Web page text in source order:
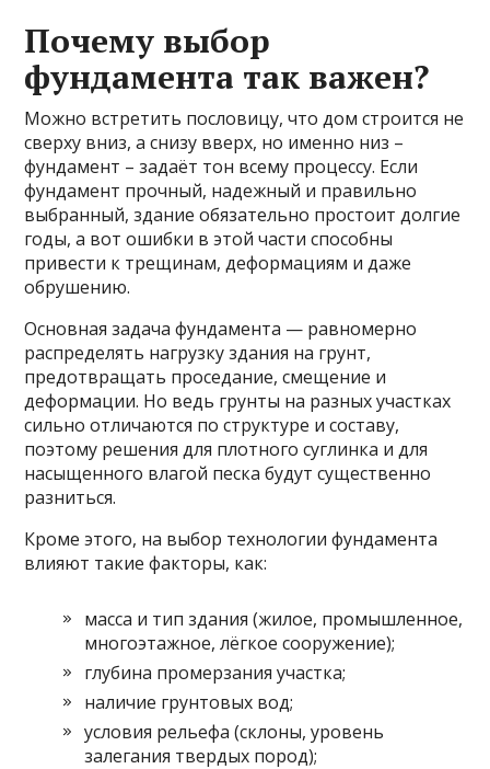
Почему выбор
фундамента так важен?
Можно встретить пословицу, что дом строится не
сверху вниз, а снизу вверх, но именно низ –
фундамент – задаёт тон всему процессу. Если
фундамент прочный, надежный и правильно
выбранный, здание обязательно простоит долгие
годы, а вот ошибки в этой части способны
привести к трещинам, деформациям и даже
обрушению.
Основная задача фундамента — равномерно
распределять нагрузку здания на грунт,
предотвращать проседание, смещение и
деформации. Но ведь грунты на разных участках
сильно отличаются по структуре и составу,
поэтому решения для плотного суглинка и для
насыщенного влагой песка будут существенно
разниться.
Кроме этого, на выбор технологии фундамента
влияют такие факторы, как:
масса и тип здания (жилое, промышленное,
многоэтажное, лёгкое сооружение);
глубина промерзания участка;
наличие грунтовых вод;
условия рельефа (склоны, уровень
залегания твердых пород);